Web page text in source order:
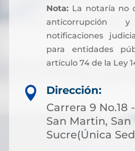
Nota:La notaría no
anticorrupción
notificaciones
para entidades
artículo 74 de la Ley

Dirección:
Carrera 9 No.18
San Martin, San
Sucre(Única